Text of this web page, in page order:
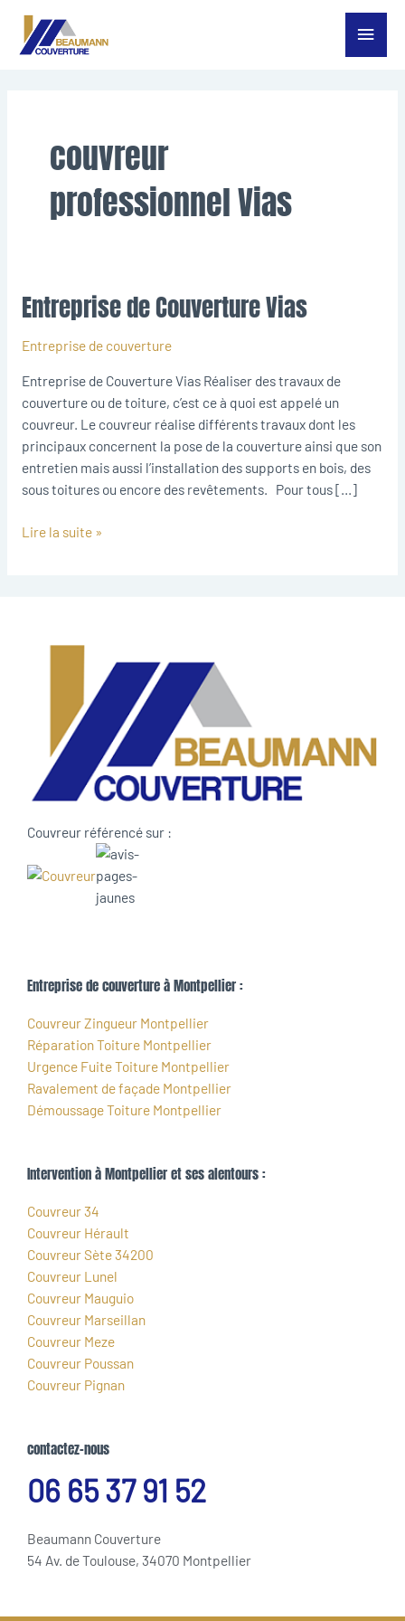
Aller
Menu
couvreur
professionnel Vias
Entreprise de Couverture Vias
Entreprise de couverture
Entreprise de Couverture Vias Réaliser des travaux de
couverture ou de toiture, c’est ce à quoi est appelé un
couvreur. Le couvreur réalise différents travaux dont les
principaux concernent la pose de la couverture ainsi que son
entretien mais aussi l’installation des supports en bois, des
sous toitures ou encore des revêtements. Pour tous […]
Entreprise
de
Couverture
Lire la suite »
Couvreur référencé sur :
Entreprise de couverture à Montpellier :
Couvreur Zingueur Montpellier
Réparation Toiture Montpellier
Urgence Fuite Toiture Montpellier
Ravalement de façade Montpellier
Démoussage Toiture Montpellier
Intervention à Montpellier et ses alentours :
Couvreur 34
Couvreur Hérault
Couvreur Sète 34200
Couvreur Lunel
Couvreur Mauguio
Couvreur Marseillan
Couvreur Meze
Couvreur Poussan
Couvreur Pignan
contactez-nous
06 65 37 91 52
Beaumann Couverture
54 Av. de Toulouse, 34070 Montpellier